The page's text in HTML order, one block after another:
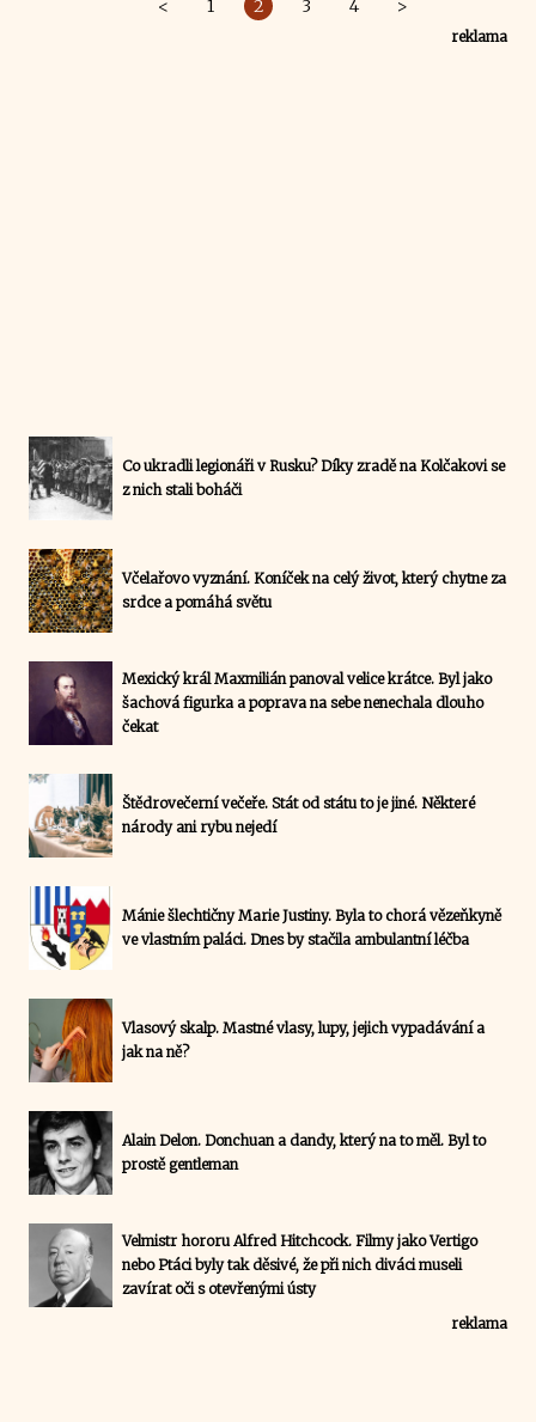
< 1 2 3 4 >
reklama
Co ukradli legionáři v Rusku? Díky zradě na Kolčakovi se
z nich stali boháči
Včelařovo vyznání. Koníček na celý život, který chytne za
srdce a pomáhá světu
Mexický král Maxmilián panoval velice krátce. Byl jako
šachová figurka a poprava na sebe nenechala dlouho
čekat
Štědrovečerní večeře. Stát od státu to je jiné. Některé
národy ani rybu nejedí
Mánie šlechtičny Marie Justiny. Byla to chorá vězeňkyně
ve vlastním paláci. Dnes by stačila ambulantní léčba
Vlasový skalp. Mastné vlasy, lupy, jejich vypadávání a
jak na ně?
Alain Delon. Donchuan a dandy, který na to měl. Byl to
prostě gentleman
Velmistr hororu Alfred Hitchcock. Filmy jako Vertigo
nebo Ptáci byly tak děsivé, že při nich diváci museli
zavírat oči s otevřenými ústy
reklama